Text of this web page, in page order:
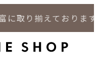
り揃えております。